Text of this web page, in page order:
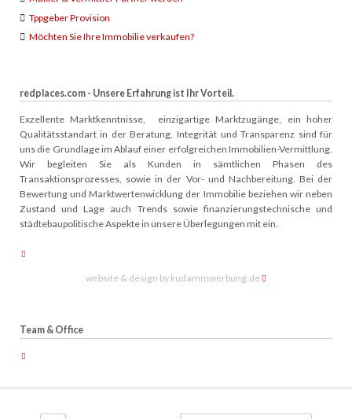
Tppgeber Provision
Möchten Sie Ihre Immobilie verkaufen?
redplaces.com - Unsere Erfahrung ist Ihr Vorteil.
Exzellente Marktkenntnisse, einzigartige Marktzugänge, ein hoher
Qualitätsstandart in der Beratung, Integrität und Transparenz sind für
uns die Grundlage im Ablauf einer erfolgreichen Immobilien-Vermittlung.
Wir begleiten Sie als Kunden in sämtlichen Phasen des
Transaktionsprozesses, sowie in der Vor- und Nachbereitung. Bei der
Bewertung und Marktwertenwicklung der Immobilie beziehen wir neben
Zustand und Lage auch Trends sowie finanzierungstechnische und
städtebaupolitische Aspekte in unsere Überlegungen mit ein.
website & design by kudammwerbung.de
Team & Office